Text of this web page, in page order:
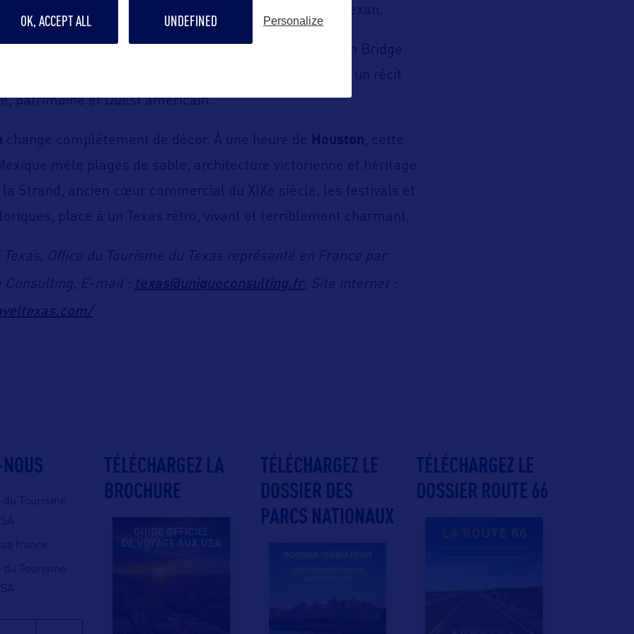
les silos de Magnolia Market en icônes du lifestyle texan.
bâtiment Art déco restauré avec soin, le Suspension Bridge
River et les anciennes routes de bétail composent un récit
patrimoine et Ouest américain.
change complètement de décor. À une heure de Houston, cette
mêle plages de sable, architecture victorienne et héritage
Strand, ancien cœur commercial du XIXe siècle, les festivals et
place à un Texas rétro, vivant et terriblement charmant.
Office du Tourisme du Texas représenté en France par
Consulting, E-mail : texas@uniqueconsulting.fr, Site internet :
du Tourisme
france
du Tourisme
TÉLÉCHARGEZ LA
BROCHURE
TÉLÉCHARGEZ LE
DOSSIER DES
PARCS NATIONAUX
TÉLÉCHARGEZ LE
DOSSIER ROUTE 66
OK, ACCEPT ALL UNDEFINED Personalize